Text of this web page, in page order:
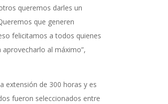
queremos darles un
que generen
felicitamos a todos quienes
al máximo”,
extensión de 300 horas y es
fueron seleccionados entre